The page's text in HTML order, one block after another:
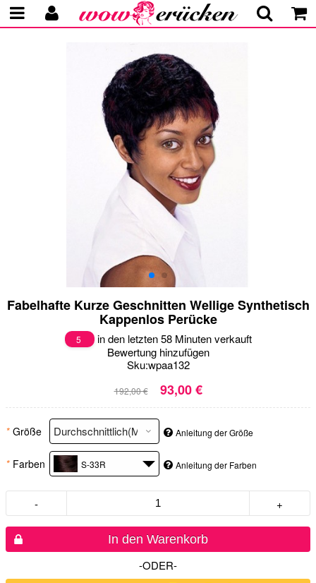
Fabelhafte Kurze Geschnitten Wellige Synthetisch
Kappenlos Perücke
5
in den letzten 58 Minuten verkauft
Bewertung hinzufügen
Sku:wpaa132
192,00 € 93,00 €
* Größe Anleitung der Größe
* Farben S-33R Anleitung der Farben
- +
In den Warenkorb
-ODER-